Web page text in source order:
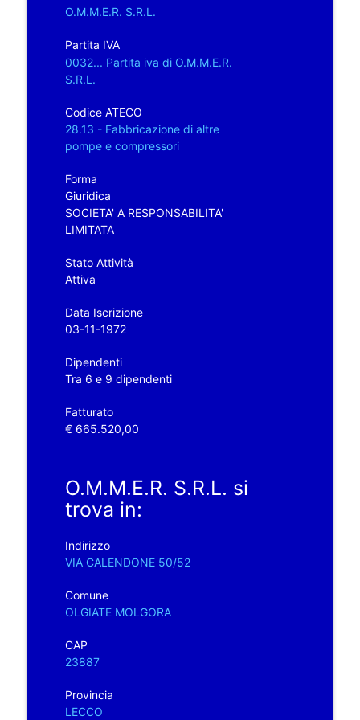
O.M.M.E.R. S.R.L.
Partita IVA
0032... Partita iva di O.M.M.E.R.
S.R.L.
Codice ATECO
28.13 - Fabbricazione di altre
pompe e compressori
Forma
Giuridica
SOCIETA' A RESPONSABILITA'
LIMITATA
Stato Attività
Attiva
Data Iscrizione
03-11-1972
Dipendenti
Tra 6 e 9 dipendenti
Fatturato
€ 665.520,00
O.M.M.E.R. S.R.L. si
trova in:
Indirizzo
VIA CALENDONE 50/52
Comune
OLGIATE MOLGORA
CAP
23887
Provincia
LECCO